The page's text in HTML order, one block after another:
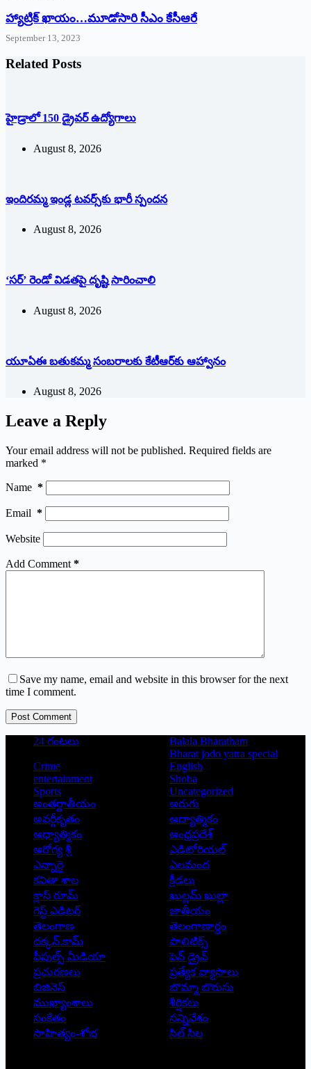
హ్యాట్రిక్‌ ‌ఖాయం…మూడోసారి సీఎం కేసీఆరే
September 13, 2023
Related Posts
హైడ్రాలో 150 డ్రైవర్‌ ఉద్యోగాలు
August 8, 2026
ఇందిరమ్మ ఇండ్ల టవర్స్‌కు భారీ స్పందన
August 8, 2026
‘సర్’ రెండో విడతపై దృష్టి సారించాలి
August 8, 2026
యూఏఈ బతుకమ్మ సంబరాలకు కేటీఆర్‌కు ఆహ్వానం
August 8, 2026
Leave a Reply
Your email address will not be published. Required fields are
marked *
Name *
Email *
Website
Add Comment *
Save my name, email and website in this browser for the next
time I comment.
Post Comment
24 గంటలు
Balala Bharatham
Bharat jodo yatra special
Crime
English
entertainment
Shoba
Sports
Uncategorized
అంతర్జాతీయం
అరుగు
అవర్గీకృతం
ఆద్యాత్మికం
ఆధ్యాత్మికం
ఆంధ్రప్రదేశ్
ఆరోగ్య శ్రీ
ఎడిటోరియల్
ఎన్నారై
ఎలమంద
కవితా శాల
క్రీడలు
క్లాస్ రూమ్
ఖుల్లమ్ ఖుల్లా
గెస్ట్ ఎడిటర్
జాతీయం
తెలంగాణ
తెలంగాణార్థం
దక్కన్.కామ్
పాలిటిక్స్
పీపుల్స్ ‌మీడియా
పెన్ డ్రైవ్
ప్రచురణలు
ప్రత్యేక వ్యాసాలు
బిజినెస్
బొమ్మా బొరుసు
ముఖ్యాంశాలు
శీర్షికలు
సంకేతం
సన్నివేశం
సాహిత్యం-శోభ
సిల్ సిల